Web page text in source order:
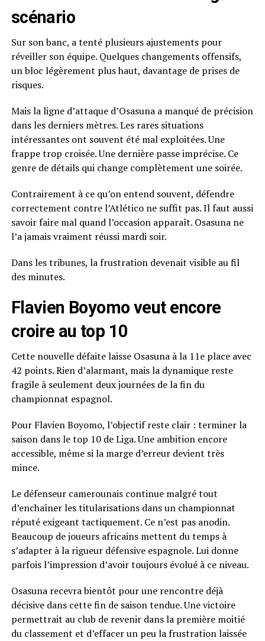
scénario
Sur son banc, a tenté plusieurs ajustements pour
réveiller son équipe. Quelques changements offensifs,
un bloc légèrement plus haut, davantage de prises de
risques.
Mais la ligne d’attaque d’Osasuna a manqué de précision
dans les derniers mètres. Les rares situations
intéressantes ont souvent été mal exploitées. Une
frappe trop croisée. Une dernière passe imprécise. Ce
genre de détails qui change complètement une soirée.
Contrairement à ce qu’on entend souvent, défendre
correctement contre l’Atlético ne suffit pas. Il faut aussi
savoir faire mal quand l’occasion apparaît. Osasuna ne
l’a jamais vraiment réussi mardi soir.
Dans les tribunes, la frustration devenait visible au fil
des minutes.
Flavien Boyomo veut encore
croire au top 10
Cette nouvelle défaite laisse Osasuna à la 11e place avec
42 points. Rien d’alarmant, mais la dynamique reste
fragile à seulement deux journées de la fin du
championnat espagnol.
Pour Flavien Boyomo, l’objectif reste clair : terminer la
saison dans le top 10 de Liga. Une ambition encore
accessible, même si la marge d’erreur devient très
mince.
Le défenseur camerounais continue malgré tout
d’enchaîner les titularisations dans un championnat
réputé exigeant tactiquement. Ce n’est pas anodin.
Beaucoup de joueurs africains mettent du temps à
s’adapter à la rigueur défensive espagnole. Lui donne
parfois l’impression d’avoir toujours évolué à ce niveau.
Osasuna recevra bientôt pour une rencontre déjà
décisive dans cette fin de saison tendue. Une victoire
permettrait au club de revenir dans la première moitié
du classement et d’effacer un peu la frustration laissée